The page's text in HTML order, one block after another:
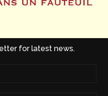
for latest news.